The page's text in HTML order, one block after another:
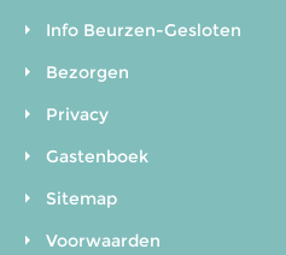
Info Beurzen-Gesloten
Bezorgen
Privacy
Gastenboek
Sitemap
Voorwaarden